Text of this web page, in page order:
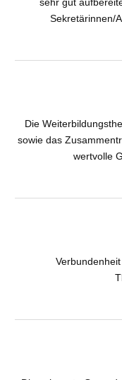
Sekretärinnen/
Die
sowie das
wertvolle